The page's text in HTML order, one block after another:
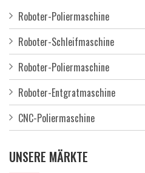
Roboter-Poliermaschine
Roboter-Schleifmaschine
Roboter-Poliermaschine
Roboter-Entgratmaschine
CNC-Poliermaschine
UNSERE MÄRKTE